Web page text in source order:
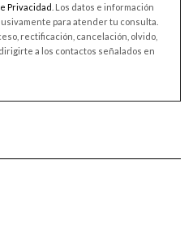
Privacidad . Los datos e información
para atender tu consulta.
rectificación, cancelación, olvido,
a los contactos señalados en